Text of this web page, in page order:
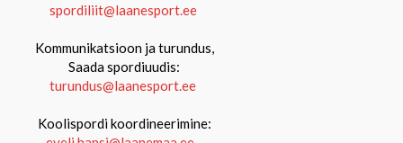
spordiliit@laanesport.ee
Kommunikatsioon ja turundus,
Saada spordiuudis:
turundus@laanesport.ee
Koolispordi koordineerimine: